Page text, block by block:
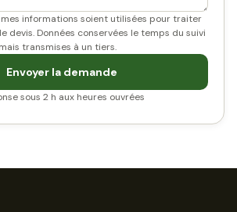
informations soient utilisées pour traiter
devis. Données conservées le temps du suivi
transmises à un tiers.
Envoyer la demande
sous 2 h aux heures ouvrées